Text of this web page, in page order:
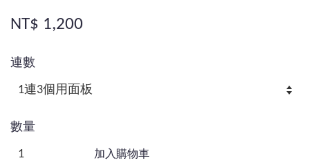
NT$ 1,200
連數
數量
加入購物車